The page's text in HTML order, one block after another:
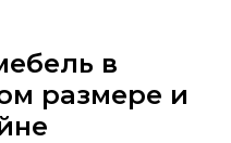
в
размере и